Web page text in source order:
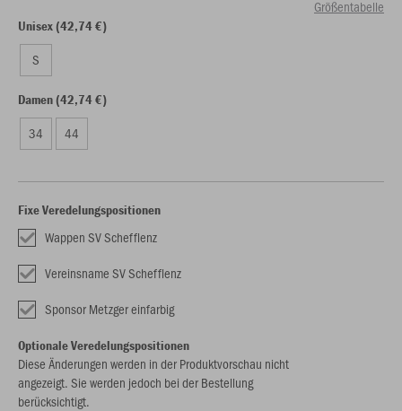
Größentabelle
Unisex (42,74 €)
S
Damen (42,74 €)
34 44
Fixe Veredelungspositionen
Wappen SV Schefflenz
Vereinsname SV Schefflenz
Sponsor Metzger einfarbig
Optionale Veredelungspositionen
Diese Änderungen werden in der Produktvorschau nicht
angezeigt. Sie werden jedoch bei der Bestellung
berücksichtigt.